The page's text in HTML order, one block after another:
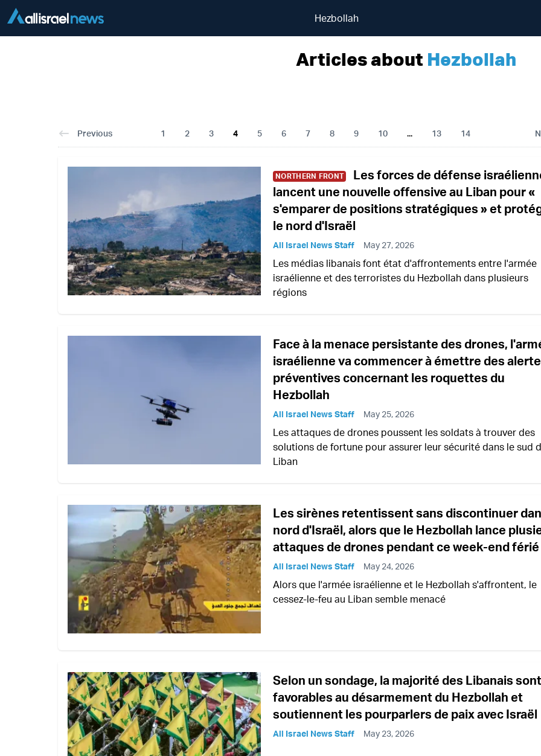
Hezbollah
Articles about Hezbollah
Previous 1 2 3 4 5 6 7 8 9 10 ... 13 14
NORTHERN FRONT
Les forces de défense
lancent une nouvelle offensive au Liban pour «
s'emparer de positions stratégiques » et
le nord d'Israël
All Israel News Staff May 27, 2026
Les médias libanais font état d'affrontements entre l'armée
israélienne et des terroristes du Hezbollah dans plusieurs
régions
Face à la menace persistante des drones,
israélienne va commencer à émettre des
préventives concernant les roquettes du
Hezbollah
All Israel News Staff May 25, 2026
Les attaques de drones poussent les soldats à trouver des
solutions de fortune pour assurer leur sécurité dans le sud
Liban
Les sirènes retentissent sans discontinuer
nord d'Israël, alors que le Hezbollah lance
attaques de drones pendant ce week-end férié
All Israel News Staff May 24, 2026
Alors que l'armée israélienne et le Hezbollah s'affrontent, le
cessez-le-feu au Liban semble menacé
Selon un sondage, la majorité des Libanais sont
favorables au désarmement du Hezbollah et
soutiennent les pourparlers de paix avec Israël
All Israel News Staff May 23, 2026